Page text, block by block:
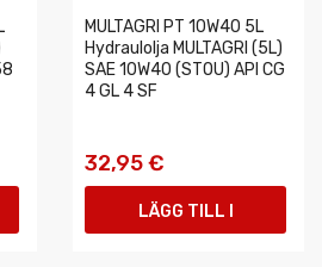
MULTAGRI PT 10W40 5L
Hydraulolja MULTAGRI (5L)
SAE 10W40 (STOU) API CG
4 GL 4 SF
32,95 €
LÄGG TILL I